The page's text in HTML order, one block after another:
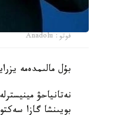
فوتو: Anadolu
بۇل مالىمدەمە
نەتانياحۋ